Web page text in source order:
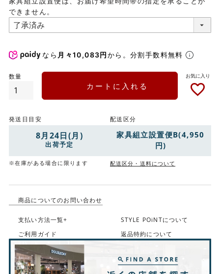
できません。
なら 月々10,083円から。分割手数料無料
カートに入れる
発送日目安
8月24日(月)
出荷予定
※在庫がある場合に限ります
配送区分
家具組立設置便B(4,950
円)
配送区分・送料について
商品についてのお問い合わせ
支払い方法一覧+
STYLE POiNTについて
ご利用ガイド
返品特約について